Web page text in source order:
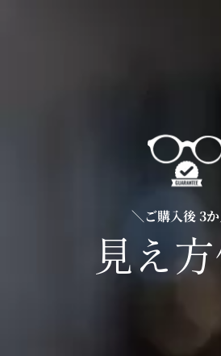
＼ご購入後 3
見え